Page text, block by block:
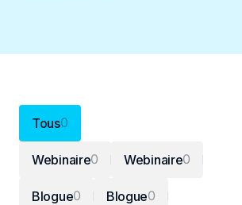
Tous0
Webinaire0 Webinaire0
Blogue0 Blogue0